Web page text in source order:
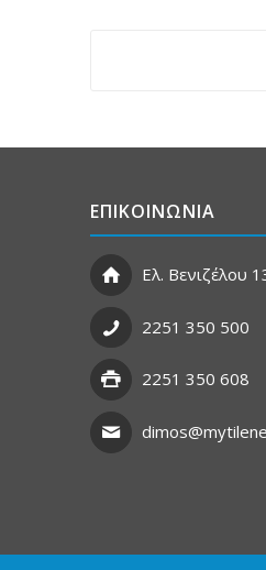
ΕΠΙΚΟΙΝΩΝΙΑ
Ελ. Βενιζέλου
2251 350 500
2251 350 608